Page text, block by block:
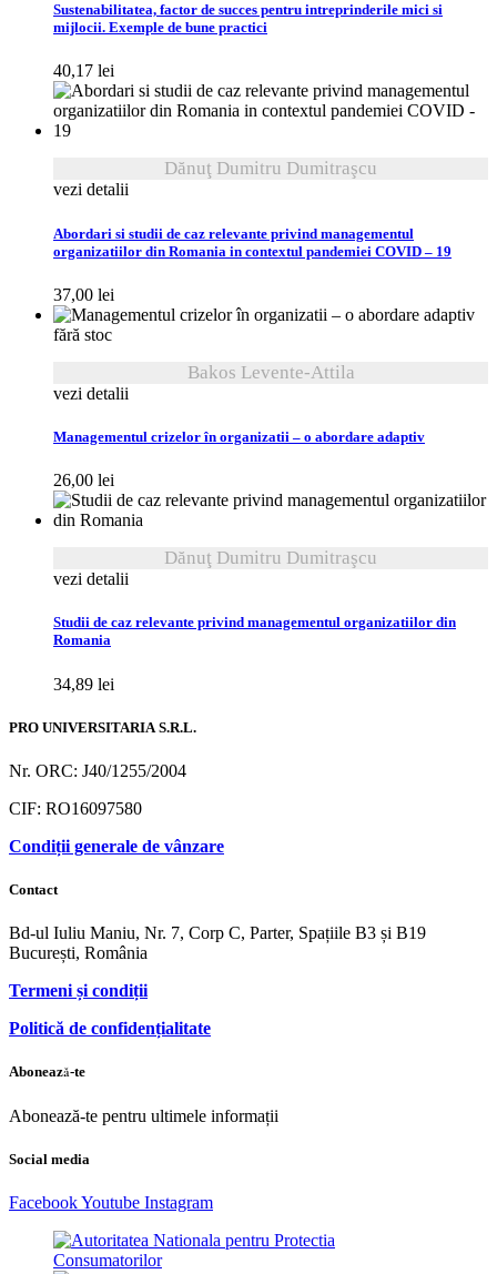
Sustenabilitatea, factor de succes pentru intreprinderile mici si
mijlocii. Exemple de bune practici
40,17 lei
Dănuţ Dumitru Dumitraşcu
vezi detalii
Abordari si studii de caz relevante privind managementul
organizatiilor din Romania in contextul pandemiei COVID – 19
37,00 lei
fără stoc
Bakos Levente-Attila
vezi detalii
Managementul crizelor în organizatii – o abordare adaptiv
26,00 lei
Dănuţ Dumitru Dumitraşcu
vezi detalii
Studii de caz relevante privind managementul organizatiilor din
Romania
34,89 lei
PRO UNIVERSITARIA S.R.L.
Nr. ORC: J40/1255/2004
CIF: RO16097580
Condiții generale de vânzare
Contact
Bd-ul Iuliu Maniu, Nr. 7, Corp C, Parter, Spațiile B3 și B19
București, România
Termeni și condiții
Politică de confidențialitate
Abonează-te
Abonează-te pentru ultimele informații
Social media
FacebookYoutube Instagram